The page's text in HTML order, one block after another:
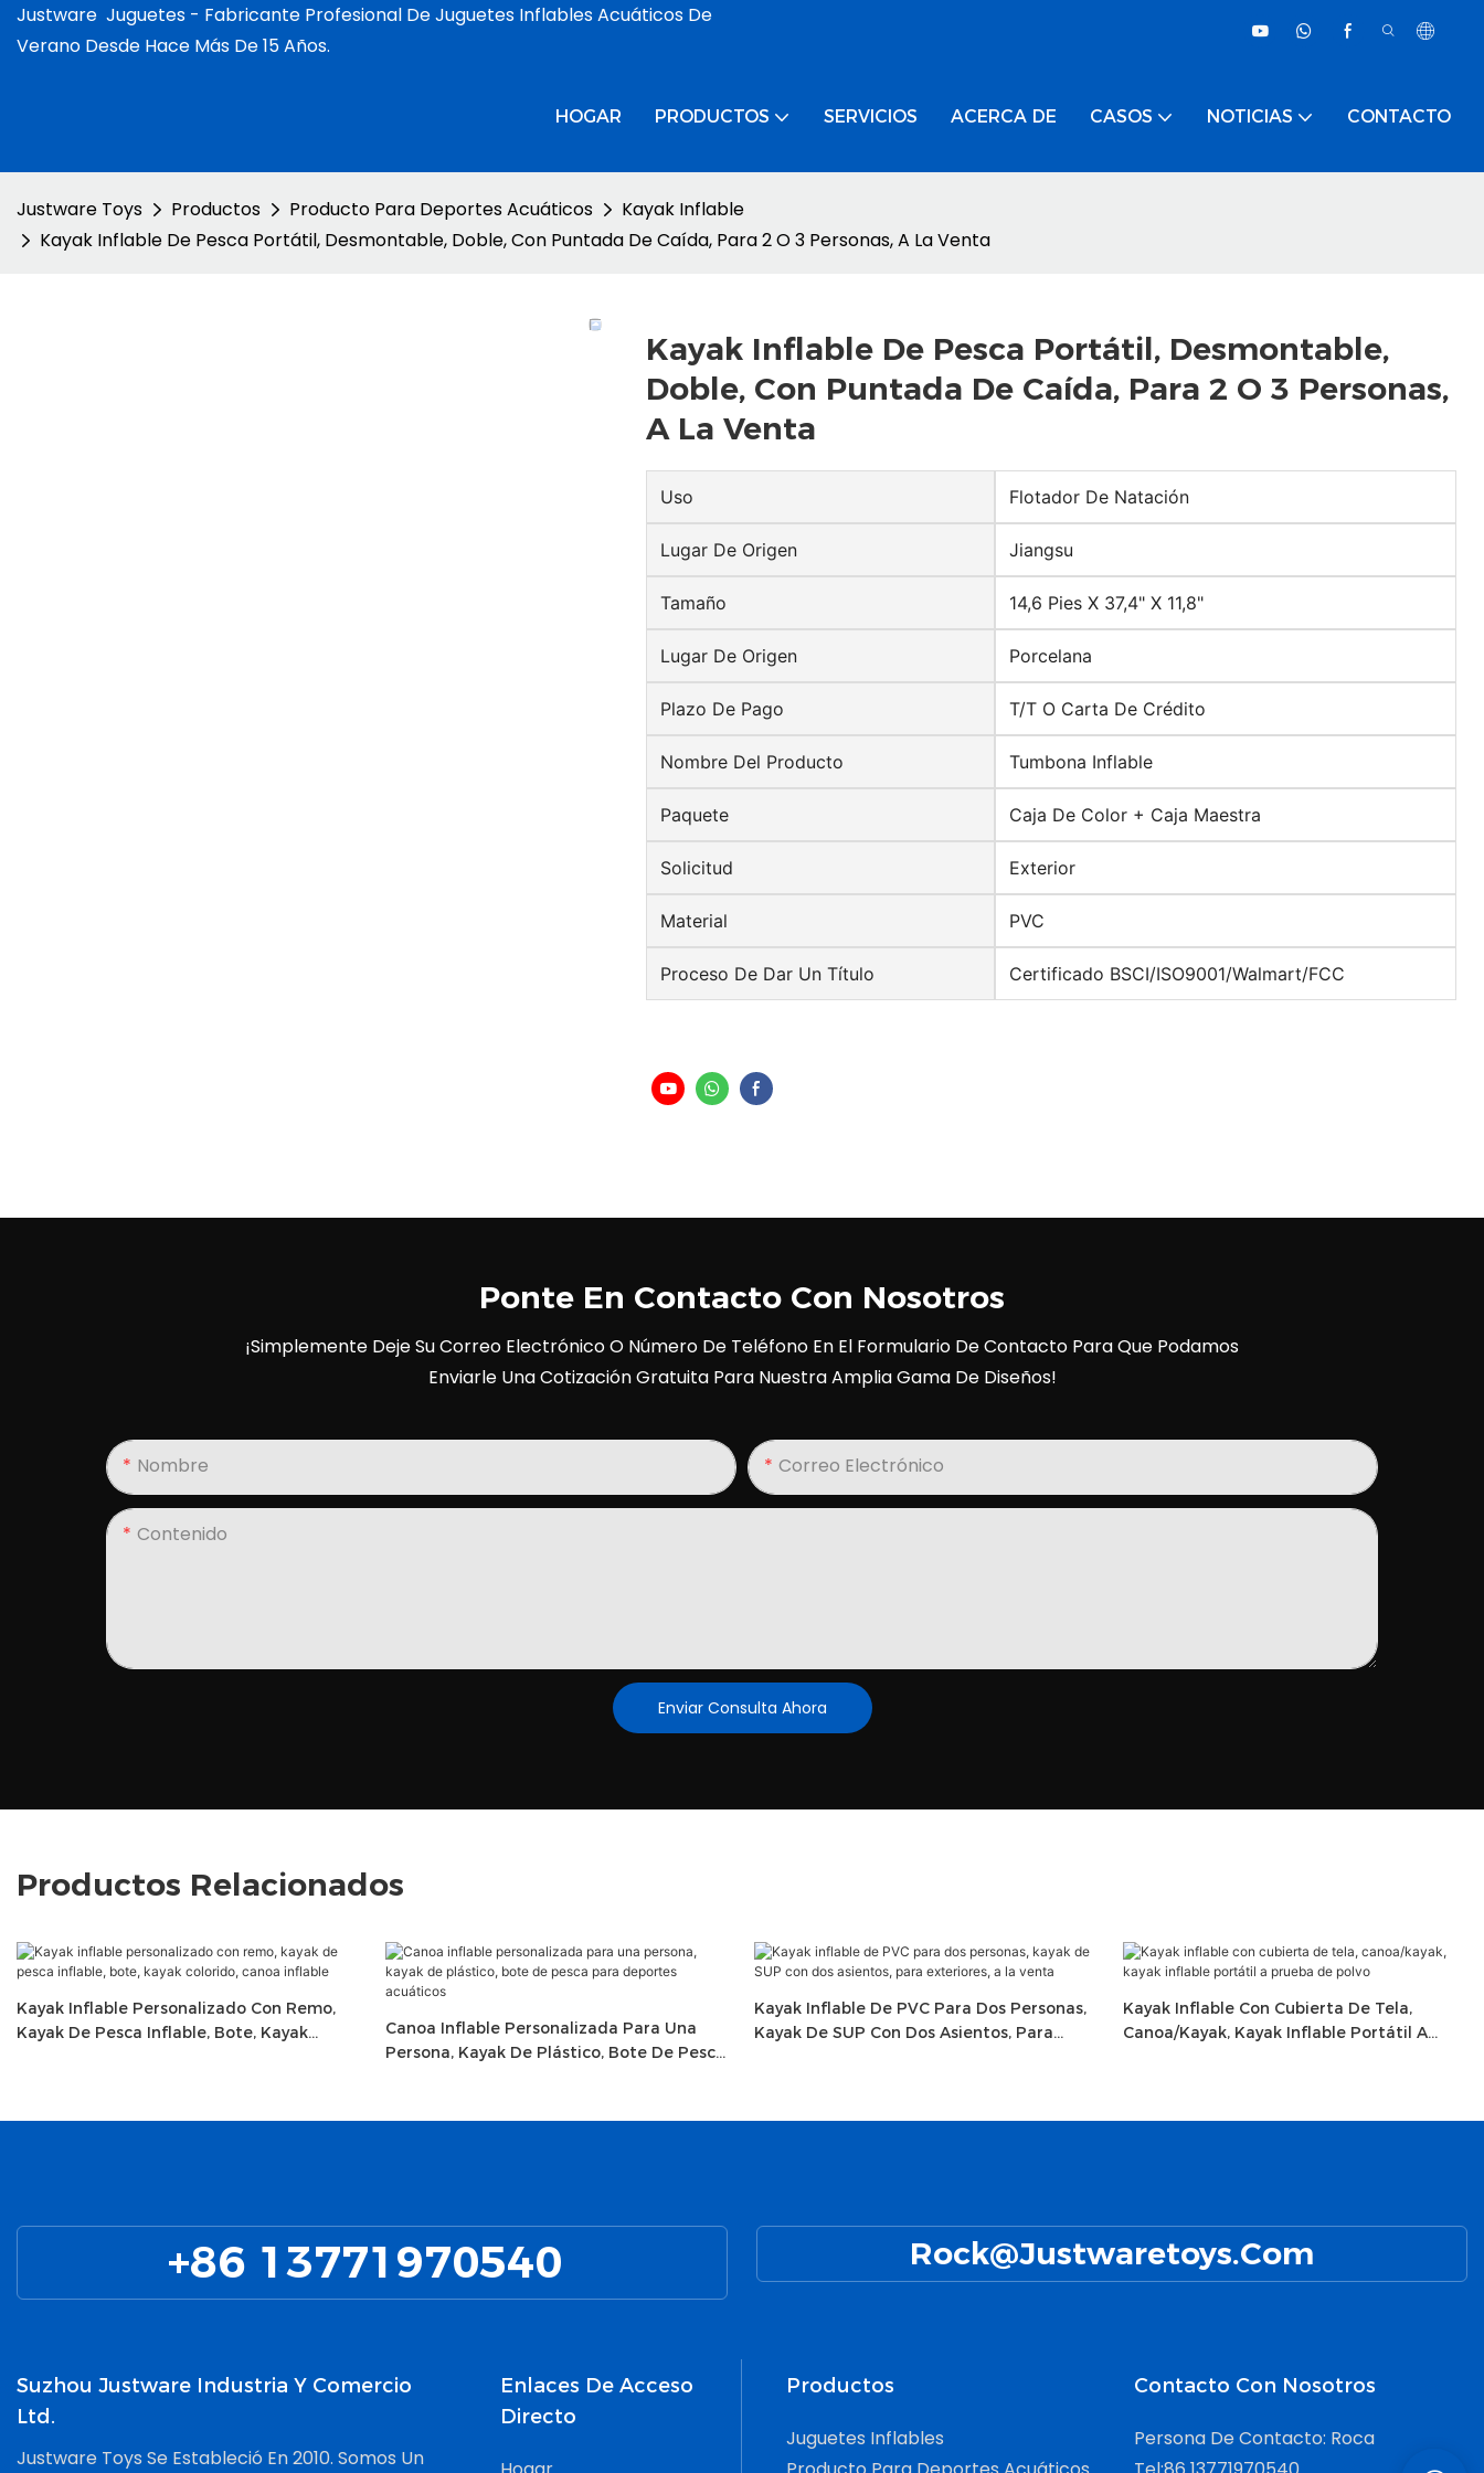
Justware Juguetes - Fabricante Profesional De Juguetes Inflables Acuáticos De
Verano Desde Hace Más De 15 Años.
HOGAR PRODUCTOS SERVICIOS ACERCA DE CASOS NOTICIAS CONTACTO
Justware Toys Productos Producto Para Deportes Acuáticos
Kayak Inflable
Kayak Inflable De Pesca Portátil, Desmontable, Doble, Con Puntada De Caída, Para 2 O 3 Personas, A La Venta
Kayak Inflable De Pesca Portátil, Desmontable,
Doble, Con Puntada De Caída, Para 2 O 3 Personas,
A La Venta
Uso Flotador De Natación
Lugar De Origen Jiangsu
Tamaño 14,6 Pies X 37,4" X 11,8"
Lugar De Origen Porcelana
Plazo De Pago T/T O Carta De Crédito
Nombre Del Producto Tumbona Inflable
Paquete Caja De Color + Caja Maestra
Solicitud Exterior
Material PVC
Proceso De Dar Un Título Certificado BSCI/ISO9001/Walmart/FCC
Ponte En Contacto Con Nosotros
¡Simplemente Deje Su Correo Electrónico O Número De Teléfono En El Formulario De Contacto Para Que Podamos
Enviarle Una Cotización Gratuita Para Nuestra Amplia Gama De Diseños!
Nombre Correo Electrónico
Contenido
Enviar Consulta Ahora
Productos Relacionados
Kayak Inflable Personalizado Con Remo,
Kayak De Pesca Inflable, Bote, Kayak
Canoa Inflable Personalizada Para Una
Persona, Kayak De Plástico, Bote De Pesca
Kayak Inflable De PVC Para Dos Personas,
Kayak De SUP Con Dos Asientos, Para
Kayak Inflable Con Cubierta De Tela,
Canoa/kayak, Kayak Inflable Portátil A
+86 13771970540 Rock@Justwaretoys.com
Suzhou Justware Industria Y Comercio
Ltd.
Justware Toys Se Estableció En 2010. Somos Un
Enlaces De Acceso
Directo
Productos
Juguetes Inflables
Contacto Con Nosotros
Persona De Contacto: Roca